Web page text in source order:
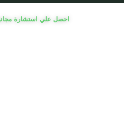
احصل علي استشارة